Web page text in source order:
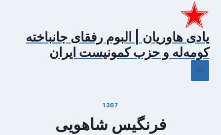
بازگشت
محتوایادی هاوریان | البوم رفقای جانباخته
کومه‌له و حزب کمونیست ایران
1367
فرنگیس شاهویی